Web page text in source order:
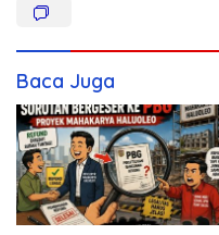
Baca Juga